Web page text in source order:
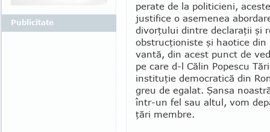
perate de la politicieni,
justifice o asemenea
divorţului dintre declaraţii şi
obstrucţioniste şi haotice
vantă, din acest punct de
pe care d-l Călin Po­pescu
insti­tuţie democratică din
greu de egalat. Şansa
într-un fel sau altul, vom
ţări membre.
Publicitate